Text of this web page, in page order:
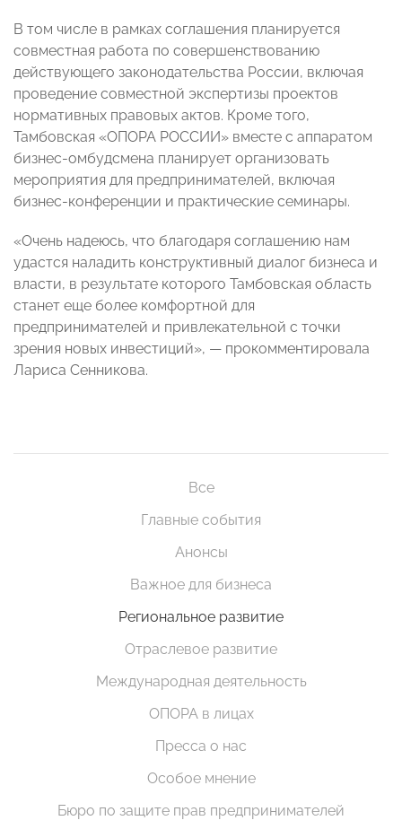
В том числе в рамках соглашения планируется
совместная работа по совершенствованию
действующего законодательства России, включая
проведение совместной экспертизы проектов
нормативных правовых актов. Кроме того,
Тамбовская «ОПОРА РОССИИ» вместе с аппаратом
бизнес-омбудсмена планирует организовать
мероприятия для предпринимателей, включая
бизнес-конференции и практические семинары.
«Очень надеюсь, что благодаря соглашению нам
удастся наладить конструктивный диалог бизнеса и
власти, в результате которого Тамбовская область
станет еще более комфортной для
предпринимателей и привлекательной с точки
зрения новых инвестиций», — прокомментировала
Лариса Сенникова.
Все
Главные события
Анонсы
Важное для бизнеса
Региональное развитие
Отраслевое развитие
Международная деятельность
ОПОРА в лицах
Пресса о нас
Особое мнение
Бюро по защите прав предпринимателей